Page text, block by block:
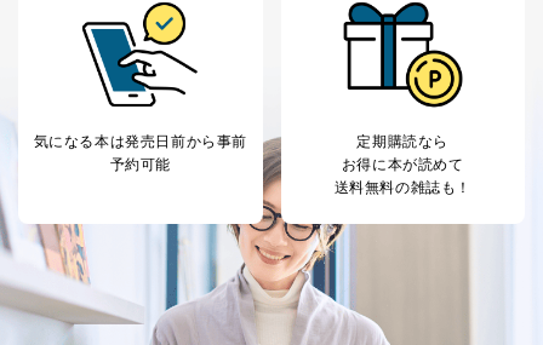
気になる本は発売日前から事前
予約可能
定期購読なら
お得に本が読めて
送料無料の雑誌も！